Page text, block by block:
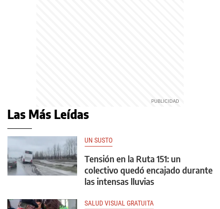
Las Más Leídas
UN SUSTO
Tensión en la Ruta 151: un
colectivo quedó encajado durante
las intensas lluvias
SALUD VISUAL GRATUITA